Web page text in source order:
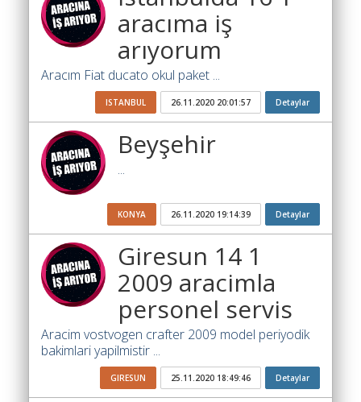
Robotu
Masaüstü
Maliyet
Sınır
Değer
Hesaplama
Akaryakıt
İhale
İlanlar
Arayanlar
aracıma iş
arıyorum
Aracım Fiat ducato okul paket ...
ISTANBUL 26.11.2020 20:01:57 Detaylar
Beyşehir
...
KONYA 26.11.2020 19:14:39 Detaylar
Giresun 14 1
2009 aracimla
personel servis
Aracim vostvogen crafter 2009 model periyodik
bakimlari yapilmistir ...
GIRESUN 25.11.2020 18:49:46 Detaylar